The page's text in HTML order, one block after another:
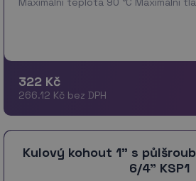
322 Kč
266.12 Kč bez DPH
Kulový kohout 1" s
6/4" KSP1